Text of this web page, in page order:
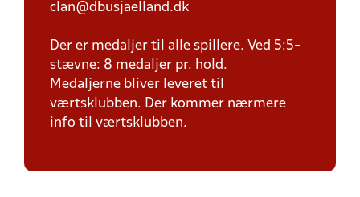
clan@dbusjaelland.dk
Der er medaljer til alle spillere. Ved 5:5-
stævne: 8 medaljer pr. hold.
Medaljerne bliver leveret til
værtsklubben. Der kommer nærmere
info til værtsklubben.